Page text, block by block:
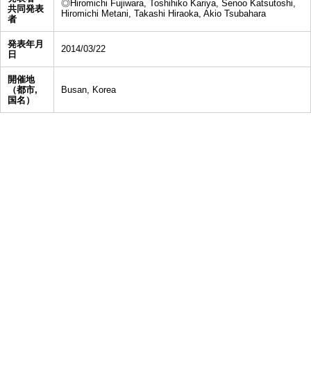
共同発表
者
◎Hiromichi Fujiwara, Toshihiko Kariya, Senoo Katsutoshi,
Hiromichi Metani, Takashi Hiraoka, Akio Tsubahara
発表年月
日
2014/03/22
開催地
（都市,
国名）
Busan, Korea